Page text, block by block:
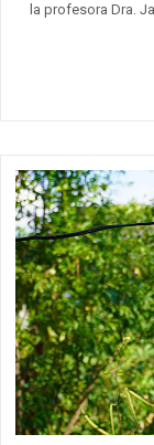
la profesora Dra.